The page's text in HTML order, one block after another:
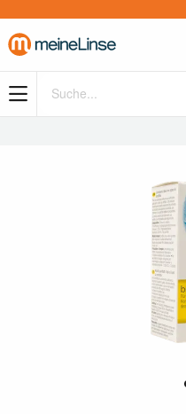
Zum Hauptinhalt springen